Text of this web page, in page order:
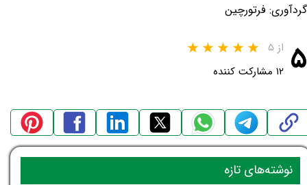
گردآوری: فرتورچین
۵ از ۵
۱۲ مشارکت کننده
نوشته‌های تازه